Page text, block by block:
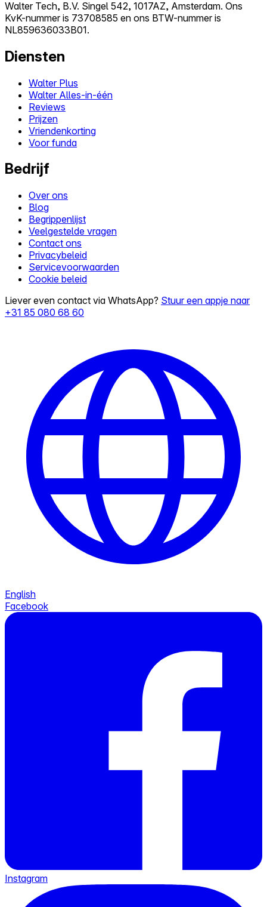
Walter Tech, B.V. Singel 542, 1017AZ, Amsterdam. Ons
KvK-nummer is 73708585 en ons BTW-nummer is
NL859636033B01.
Diensten
Walter Plus
Walter Alles-in-één
Reviews
Prijzen
Vriendenkorting
Voor funda
Bedrijf
Over ons
Blog
Begrippenlijst
Veelgestelde vragen
Contact ons
Privacybeleid
Servicevoorwaarden
Cookie beleid
Liever even contact via WhatsApp? Stuur een appje naar
+31 85 080 68 60
English
Facebook
Instagram